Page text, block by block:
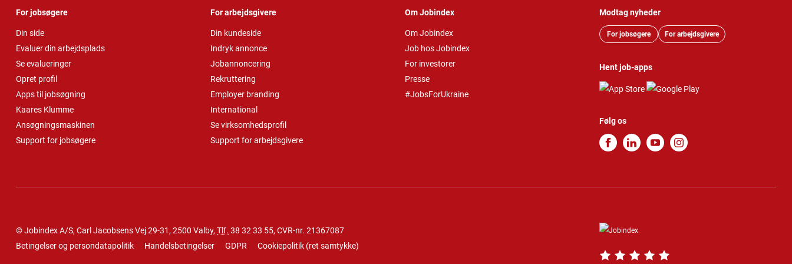
For jobsøgere
Din side
Evaluer din arbejdsplads
Se evalueringer
Opret profil
Apps til jobsøgning
Kaares Klumme
Ansøgningsmaskinen
Support for jobsøgere
For arbejdsgivere
Din kundeside
Indryk annonce
Jobannoncering
Rekruttering
Employer branding
International
Se virksomhedsprofil
Support for arbejdsgivere
Om Jobindex
Om Jobindex
Job hos Jobindex
For investorer
Presse
#JobsForUkraine
Modtag nyheder
For jobsøgere For arbejdsgivere
Hent job-apps
Følg os
© Jobindex A/S, Carl Jacobsens Vej 29-31, 2500 Valby, Tlf. 38 32 33 55, CVR-nr. 21367087
Betingelser og persondatapolitik
Handelsbetingelser GDPR Cookiepolitik (ret samtykke)